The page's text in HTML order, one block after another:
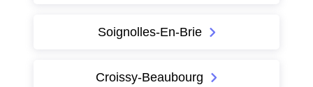
Soignolles-En-Brie
Croissy-Beaubourg